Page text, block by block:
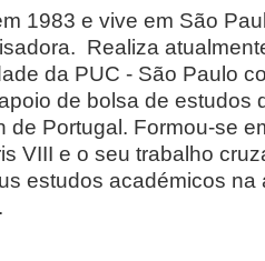
1983 e vive em São
Realiza
da PUC - São Paulo
de bolsa de estudos
de Portugal. Formou-se
VIII e o seu trabalho
estudos académicos na